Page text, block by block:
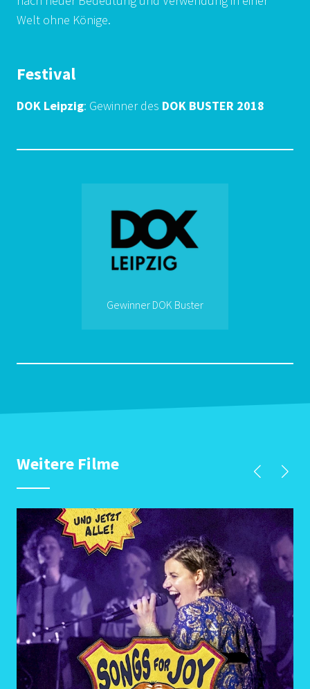
Welt ohne Könige.
Festival
DOK Leipzig: Gewinner des DOK BUSTER 2018
Gewinner DOK Buster
Weitere Filme